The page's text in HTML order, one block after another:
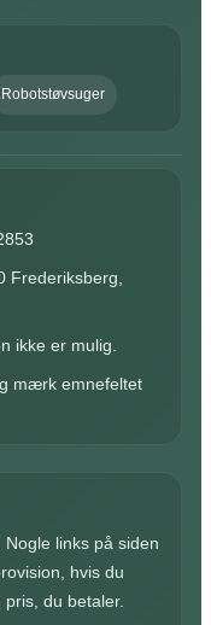
Robotstøvsuger
Frederiksberg,
ikke er mulig.
mærk emnefeltet
links på siden
hvis du
du betaler.